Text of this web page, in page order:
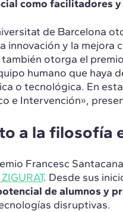
como facilitadores
de Barcelona
innovación y la mejora
otorga el
humano que haya
o tecnológica. En
e Intervención»,
a la filosofía
Francesc
. Desde sus
de alumnos y
disruptivas.